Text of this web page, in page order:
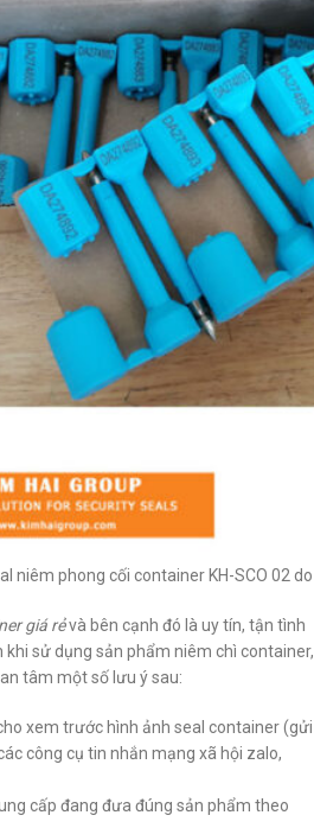
niêm phong cối container KH-SCO 02
giá rẻvà bên cạnh đó là uy tín, tận tình
khi sử dụng sản phẩm niêm chì container,
tâm một số lưu ý sau:
xem trước hình ảnh seal container (gửi
công cụ tin nhắn mạng xã hội zalo,
cấp đang đưa đúng sản phẩm theo